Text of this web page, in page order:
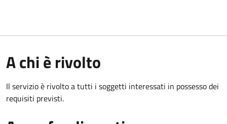
A chi è rivolto
Il servizio è rivolto a tutti i soggetti interessati in possesso dei
requisiti previsti.